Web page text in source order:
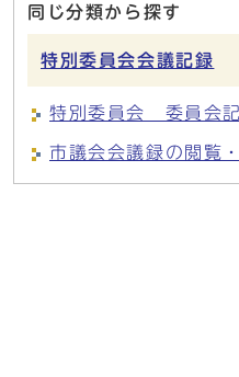
同じ分類から探す
特別委員会会議記録
特別委員会 委員会記
市議会会議録の閲覧